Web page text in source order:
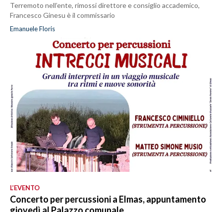
Terremoto nell’ente, rimossi direttore e consiglio accademico,
Francesco Ginesu è il commissario
Emanuele Floris
L’EVENTO
Concerto per percussioni a Elmas, appuntamento